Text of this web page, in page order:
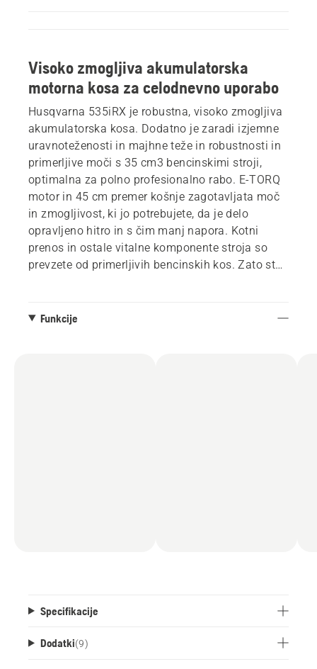
Visoko zmogljiva akumulatorska
motorna kosa za celodnevno uporabo
Husqvarna 535iRX je robustna, visoko zmogljiva
akumulatorska kosa. Dodatno je zaradi izjemne
uravnoteženosti in majhne teže in robustnosti in
primerljive moči s 35 cm3 bencinskimi stroji,
optimalna za polno profesionalno rabo. E-TORQ
motor in 45 cm premer košnje zagotavljata moč
in zmogljivost, ki jo potrebujete, da je delo
opravljeno hitro in s čim manj napora. Kotni
prenos in ostale vitalne komponente stroja so
prevzete od primerljivih bencinskih kos. Zato sta
del standarne opreme.
Funkcije
Specifikacije
Dodatki(9)